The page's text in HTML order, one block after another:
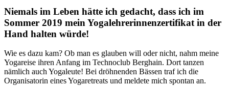
Niemals im Leben hätte ich gedacht, dass ich im
Sommer 2019 mein Yogalehrerinnenzertifikat in der
Hand halten würde!
Wie es dazu kam? Ob man es glauben will oder nicht, nahm meine
Yogareise ihren Anfang im Technoclub Berghain. Dort tanzen
nämlich auch Yogaleute! Bei dröhnenden Bässen traf ich die
Organisatorin eines Yogaretreats und meldete mich spontan an.